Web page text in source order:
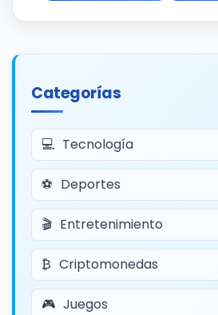
Categorías
Tecnología
Deportes
Entretenimiento
Criptomonedas
Juegos